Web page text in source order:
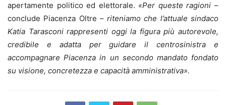
apertamente politico ed elettorale. «Per queste ragioni –
conclude Piacenza Oltre –riteniamo che l’attuale sindaco
Katia Tarasconi rappresenti oggi la figura più autorevole,
credibile e adatta per guidare il centrosinistra e
accompagnare Piacenza in un secondo mandato fondato
su visione, concretezza e capacità amministrativa».